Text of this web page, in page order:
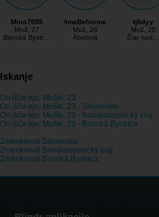
Mino7055
Mož, 27
Banská Bystr…
4meBehinme
Mož, 26
Ábelová
tj6dyy
Mož, 20
Žiar nad…
Iskanje
On išče njo: Moški, 23
On išče njo: Moški, 23 - Slovensko
On išče njo: Moški, 23 - Banskobystrický kraj
On išče njo: Moški, 23 - Banská Bystrica
Zmenkovati Slovensko
Zmenkovati Banskobystrický kraj
Zmenkovati Banská Bystrica